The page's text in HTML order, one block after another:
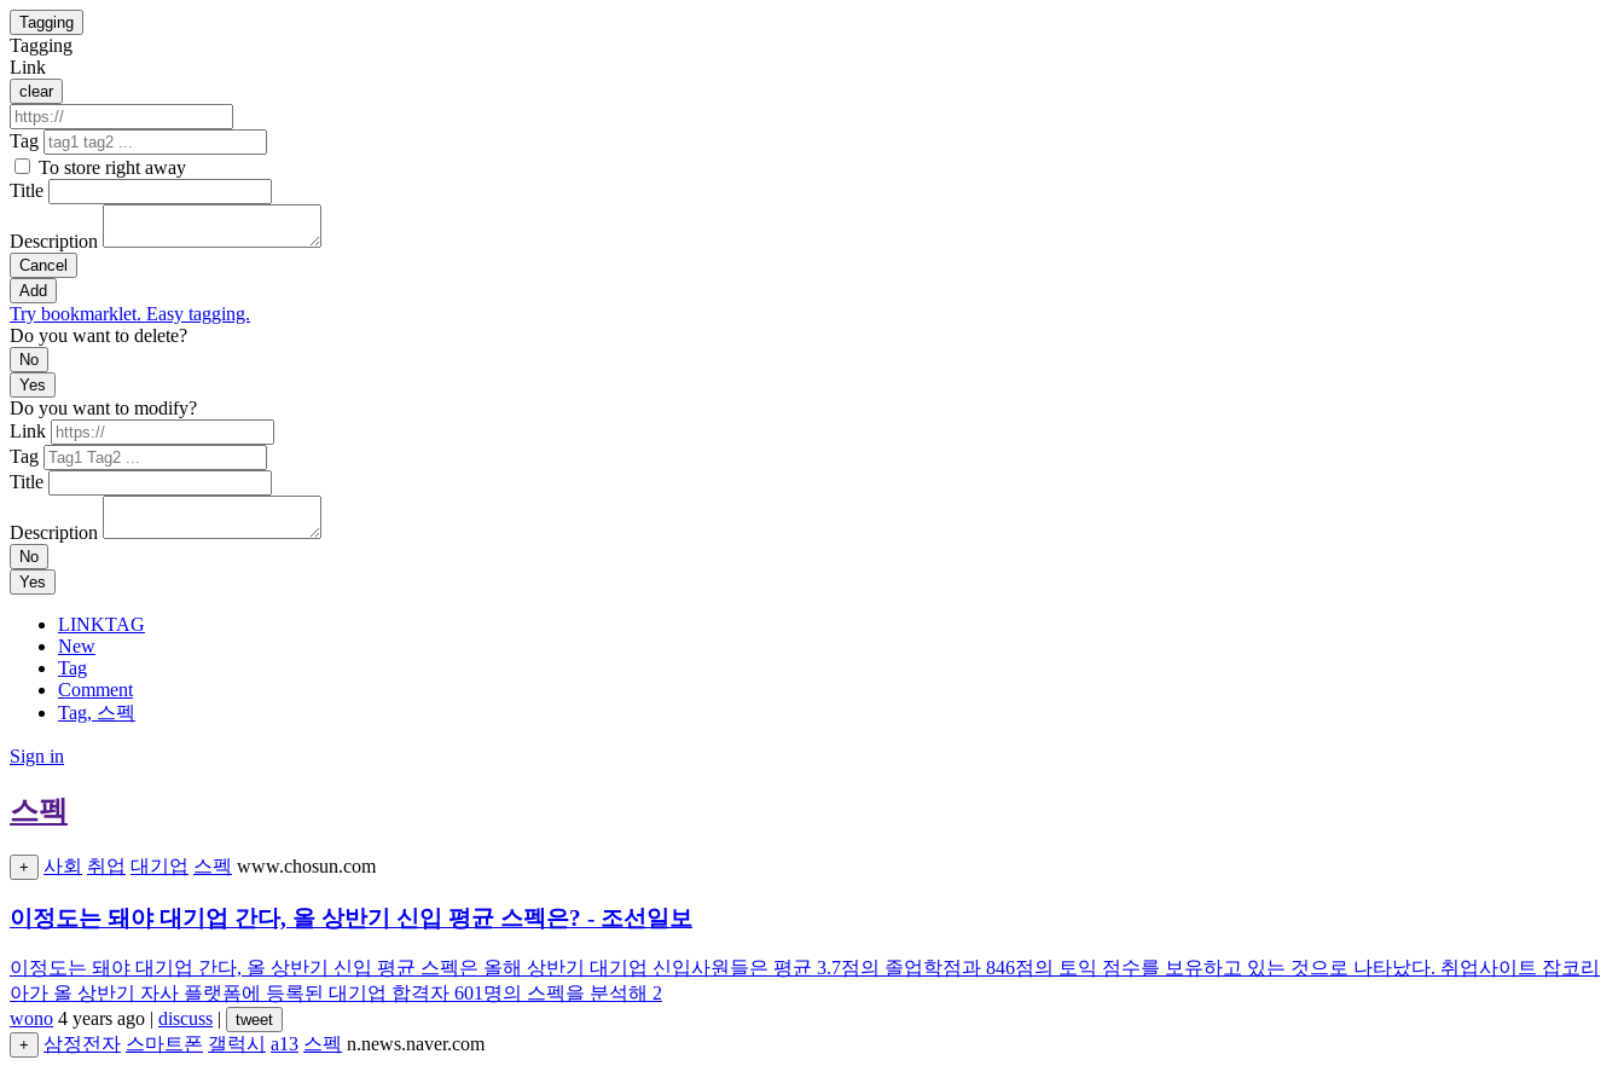
Tagging
Tagging
Link
clear
Tag
To store right away
Title
Description
Cancel
Add
Try bookmarklet. Easy tagging.
Do you want to delete?
No
Yes
Do you want to modify?
Link
Tag
Title
Description
No
Yes
LINKTAG
New
Tag
Comment
Tag, 스펙
Sign in
스펙
+ 사회 취업 대기업 스펙 www.chosun.com
이정도는 돼야 대기업 간다, 올 상반기 신입 평균 스펙은? - 조선일보
이정도는 돼야 대기업 간다, 올 상반기 신입 평균 스펙은 올해 상반기 대기업 신입사원들은 평균 3.7점의 졸업학점과 846점의 토익 점수를 보유하고 있는 것으로 나타났다. 취업사이트 잡코리
아가 올 상반기 자사 플랫폼에 등록된 대기업 합격자 601명의 스펙을 분석해 2
wono 4 years ago | discuss |
tweet
+
삼정전자 스마트폰 갤럭시 a13 스펙 n.news.naver.com